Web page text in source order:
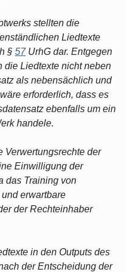
stellten die
Liedtexte
§ 57UrhG dar. Entgegen
die Liedtexte nicht neben
als nebensächlich und
erforderlich, dass es
ebenfalls um ein
handele.
Verwertungsrechte der
Einwilligung der
das Training von
erwartbare
der Rechteinhaber
in den Outputs des
der Entscheidung der